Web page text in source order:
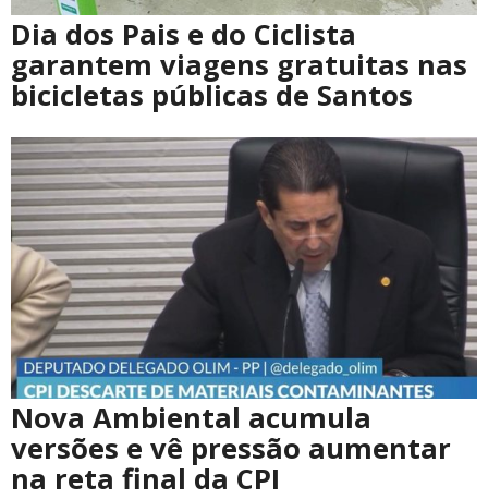
Dia dos Pais e do Ciclista
garantem viagens gratuitas nas
bicicletas públicas de Santos
Nova Ambiental acumula
versões e vê pressão aumentar
na reta final da CPI